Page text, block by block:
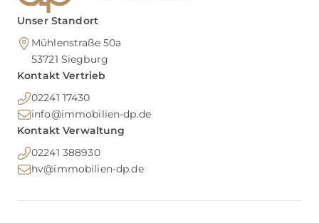
Unser Standort
Mühlenstraße 50a
53721 Siegburg
Kontakt Vertrieb
02241 17430
info@immobilien-dp.de
Kontakt Verwaltung
02241 388930
hv@immobilien-dp.de